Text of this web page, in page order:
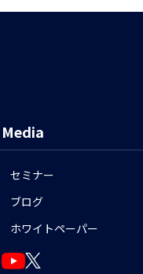
Media
セミナー
ブログ
ホワイトペーパー